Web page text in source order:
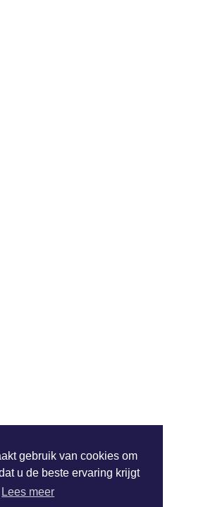
gebruik van cookies om
u de beste ervaring krijgt
Lees meer